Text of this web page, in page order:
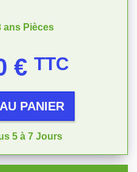
ans Pièces
€ TTC
PANIER
5 à 7 Jours